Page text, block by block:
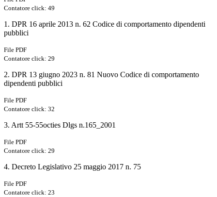
Contatore click: 49
1. DPR 16 aprile 2013 n. 62 Codice di comportamento dipendenti
pubblici
File PDF
Contatore click: 29
2. DPR 13 giugno 2023 n. 81 Nuovo Codice di comportamento
dipendenti pubblici
File PDF
Contatore click: 32
3. Artt 55-55octies Dlgs n.165_2001
File PDF
Contatore click: 29
4. Decreto Legislativo 25 maggio 2017 n. 75
File PDF
Contatore click: 23